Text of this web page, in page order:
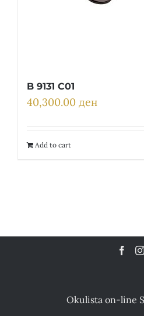
B 9131 C01
40,300.00 ден
Add to cart
Okulista on-line